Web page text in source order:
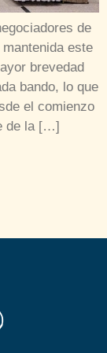
de
este
brevedad
bando, lo que
el comienzo
de la […]